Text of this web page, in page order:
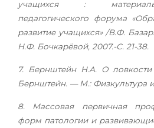
учащихся :
педагогического форума
развитие учащихся» /В.Ф.
Н.Ф. Бочкарёвой, 2007.-С. 21-38.
7. Бернштейн Н.А. О
Бернштейн. — М.: Физкультура и
8. Массовая первичная
форм патологии и